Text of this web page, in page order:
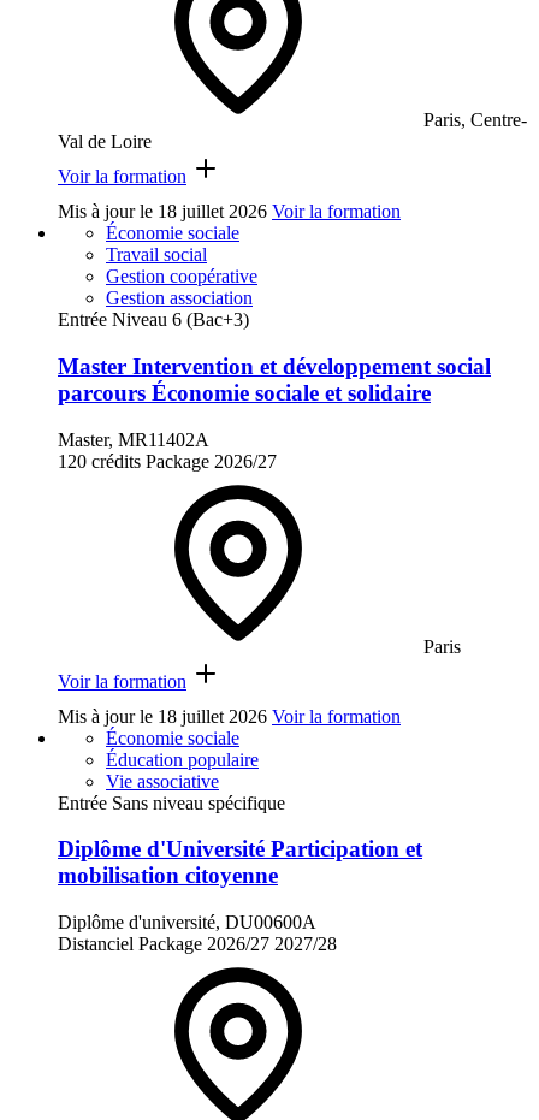
Paris, Centre-
Val de Loire
Voir la formation
Mis à jour le 18 juillet 2026 Voir la formation
Économie sociale
Travail social
Gestion coopérative
Gestion association
Entrée Niveau 6 (Bac+3)
Master Intervention et développement social
parcours Économie sociale et solidaire
Master, MR11402A
120 crédits Package 2026/27
Paris
Voir la formation
Mis à jour le 18 juillet 2026 Voir la formation
Économie sociale
Éducation populaire
Vie associative
Entrée Sans niveau spécifique
Diplôme d'Université Participation et
mobilisation citoyenne
Diplôme d'université, DU00600A
Distanciel Package 2026/27 2027/28